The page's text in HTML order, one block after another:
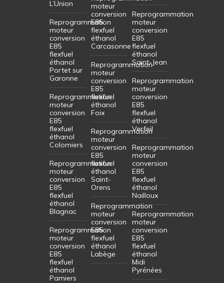
L’Union
Reprogrammation
moteur
conversion
E85
flexfuel
éthanol
Portet sur
Garonne
Reprogrammation
moteur
conversion
E85
flexfuel
éthanol
Colomiers
Reprogrammation
moteur
conversion
E85
flexfuel
éthanol
Blagnac
Reprogrammation
moteur
conversion
E85
flexfuel
éthanol
Pamiers
moteur
conversion
E85
flexfuel
éthanol
Carcasonne
Reprogrammation
moteur
conversion
E85
flexfuel
éthanol
Foix
Reprogrammation
moteur
conversion
E85
flexfuel
éthanol
Saint-
Orens
Reprogrammation
moteur
conversion
E85
flexfuel
éthanol
Labège
Reprogrammation
moteur
conversion
E85
flexfuel
éthanol
Saint-Jean
Reprogrammation
moteur
conversion
E85
flexfuel
éthanol
Verfeil
Reprogrammation
moteur
conversion
E85
flexfuel
éthanol
Nailloux
Reprogrammation
moteur
conversion
E85
flexfuel
éthanol
Midi
Pyrénées